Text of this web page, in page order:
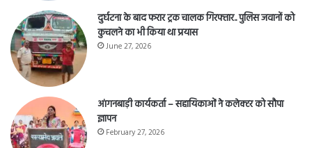
दुर्घटना के बाद फरार ट्रक चालक गिरफ्तार.. पुलिस जवानों को
कुचलने का भी किया था प्रयास
June 27, 2026
आंगनबाड़ी कार्यकर्ता – सहायिकाओं नेे कलेक्टर को सौपा
ज्ञापन
February 27, 2026